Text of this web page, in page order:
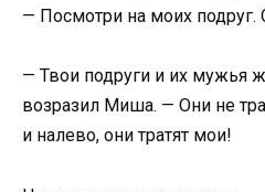
— Посмотри на моих подруг.
— Твои подруги и их мужья
возразил Миша. — Они не
и налево, они тратят мои!